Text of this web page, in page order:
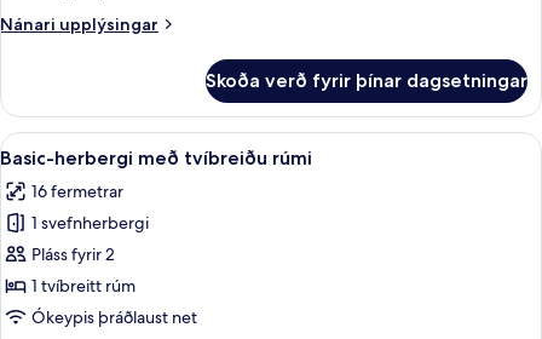
Nánari upplýsingar
Nánari
svíta
(Single
use)
Skoða verð fyrir þínar dagsetningar
Skoða
allar
myndir
fyrir
Basic-
herbergi
með
Míníbar, öryggishólf í herbergi,
4
Basic-herbergi með tvíbreiðu rúmi
16 fermetrar
1 svefnherbergi
Pláss fyrir 2
1 tvíbreitt rúm
Ókeypis þráðlaust net